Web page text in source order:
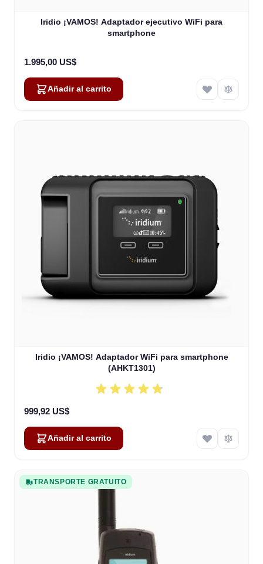
Iridio ¡VAMOS! Adaptador ejecutivo WiFi para
smartphone
1.995,00 US$
Añadir al carrito
Iridio ¡VAMOS! Adaptador WiFi para smartphone
(AHKT1301)
999,92 US$
Añadir al carrito
TRANSPORTE GRATUITO